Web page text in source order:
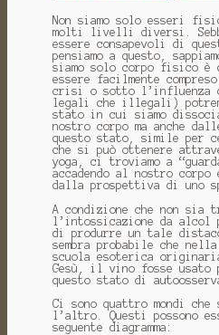
Non siamo solo esseri
molti livelli diversi.
essere consapevoli di
pensiamo a questo,
siamo solo corpo fisico è
essere facilmente
crisi o sotto l’influenza
legali che illegali)
stato in cui siamo
nostro corpo ma anche
questo stato, simile per
che si può ottenere
yoga, ci troviamo a
accadendo al nostro
dalla prospettiva di uno
A condizione che non sia
l’intossicazione da alcol
di produrre un tale
sembra probabile che
scuola esoterica
Gesù, il vino fosse usato
questo stato di
Ci sono quattro mondi che
l’altro. Questi possono
seguente diagramma: